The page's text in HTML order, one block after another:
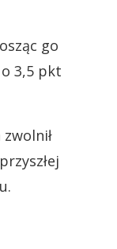
go
3,5 pkt